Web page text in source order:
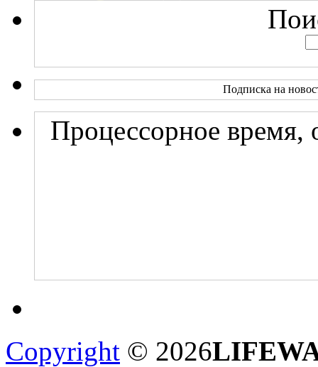
Подписка на
Процессорное время,
Copyright © 2026